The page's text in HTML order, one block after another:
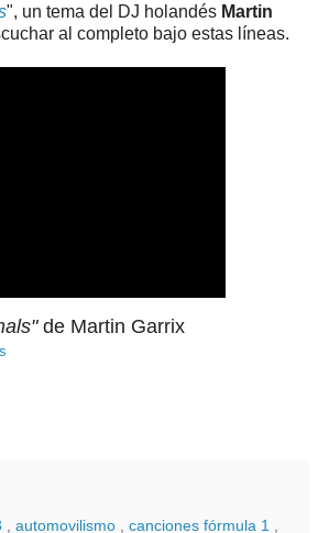
", un tema del DJ holandés Martin
al completo bajo estas líneas.
de Martin Garrix
automovilismo canciones fórmula 1